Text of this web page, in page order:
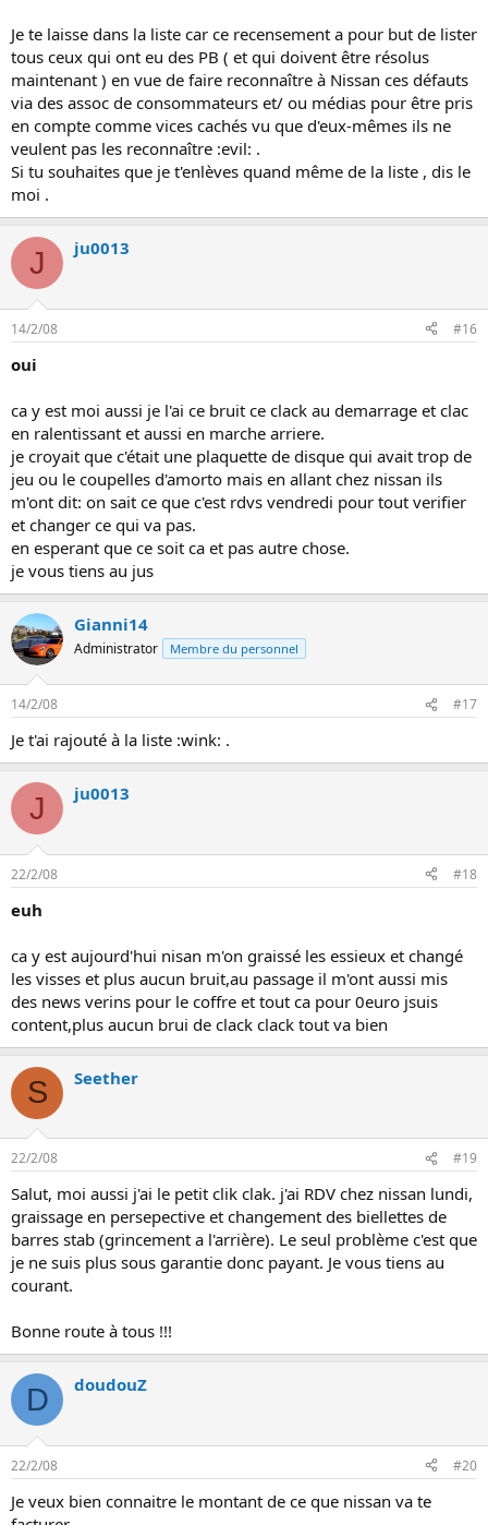
Je te laisse dans la liste car ce recensement a pour but de lister
tous ceux qui ont eu des PB ( et qui doivent être résolus
maintenant ) en vue de faire reconnaître à Nissan ces défauts
via des assoc de consommateurs et/ ou médias pour être pris
en compte comme vices cachés vu que d'eux-mêmes ils ne
veulent pas les reconnaître :evil: .
Si tu souhaites que je t'enlèves quand même de la liste , dis le
moi .
J ju0013
14/2/08 #16
oui
ca y est moi aussi je l'ai ce bruit ce clack au demarrage et clac
en ralentissant et aussi en marche arriere.
je croyait que c'était une plaquette de disque qui avait trop de
jeu ou le coupelles d'amorto mais en allant chez nissan ils
m'ont dit: on sait ce que c'est rdvs vendredi pour tout verifier
et changer ce qui va pas.
en esperant que ce soit ca et pas autre chose.
je vous tiens au jus
Gianni14
Administrator Membre du personnel
14/2/08 #17
Je t'ai rajouté à la liste :wink: .
J ju0013
22/2/08 #18
euh
ca y est aujourd'hui nisan m'on graissé les essieux et changé
les visses et plus aucun bruit,au passage il m'ont aussi mis
des news verins pour le coffre et tout ca pour 0euro jsuis
content,plus aucun brui de clack clack tout va bien
S Seether
22/2/08 #19
Salut, moi aussi j'ai le petit clik clak. j'ai RDV chez nissan lundi,
graissage en persepective et changement des biellettes de
barres stab (grincement a l'arrière). Le seul problème c'est que
je ne suis plus sous garantie donc payant. Je vous tiens au
courant.
Bonne route à tous !!!
D doudouZ
22/2/08 #20
Je veux bien connaitre le montant de ce que nissan va te